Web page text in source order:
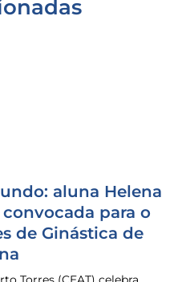
aluna Helena
para o
de Ginástica de